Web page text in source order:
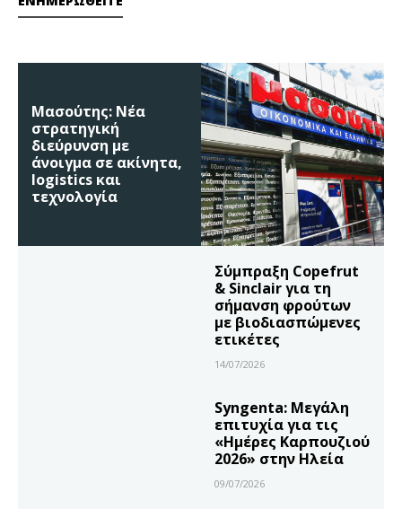
Μασούτης: Νέα
στρατηγική
διεύρυνση με
άνοιγμα σε ακίνητα,
logistics και
τεχνολογία
Σύμπραξη Copefrut
& Sinclair για τη
σήμανση φρούτων
με βιοδιασπώμενες
ετικέτες
14/07/2026
Syngenta: Μεγάλη
επιτυχία για τις
«Ημέρες Καρπουζιού
2026» στην Ηλεία
09/07/2026